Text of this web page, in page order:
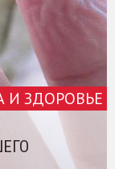
И ЗДОРОВЬЕ